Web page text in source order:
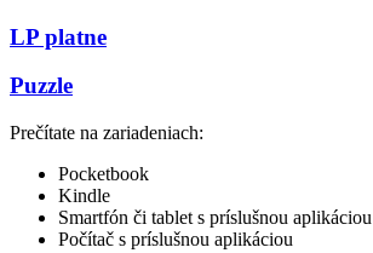
LP platne
Puzzle
Prečítate na zariadeniach:
Pocketbook
Kindle
Smartfón či tablet s príslušnou aplikáciou
Počítač s príslušnou aplikáciou